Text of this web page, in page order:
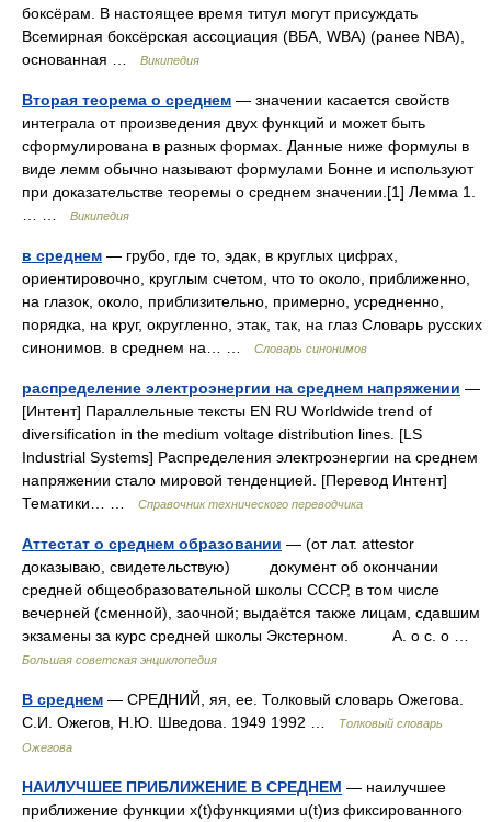
боксёрам. В настоящее время титул могут присуждать
Всемирная боксёрская ассоциация (ВБА, WBA) (ранее NBA),
основанная …
Википедия
Вторая теорема о среднем — значении касается свойств
интеграла от произведения двух функций и может быть
сформулирована в разных формах. Данные ниже формулы в
виде лемм обычно называют формулами Бонне и используют
при доказательстве теоремы о среднем значении.[1] Лемма 1.
Википедия
в среднем — грубо, где то, эдак, в круглых цифрах,
ориентировочно, круглым счетом, что то около, приближенно,
на глазок, около, приблизительно, примерно, усредненно,
порядка, на круг, округленно, этак, так, на глаз Словарь русских
синонимов. в среднем на… …
Словарь синонимов
распределение электроэнергии на среднем напряжении —
[Интент] Параллельные тексты EN RU Worldwide trend of
diversification in the medium voltage distribution lines. [LS
Industrial Systems] Распределения электроэнергии на среднем
напряжении стало мировой тенденцией. [Перевод Интент]
Тематики… …
Справочник технического переводчика
Аттестат о среднем образовании — (от лат. attestor
доказываю, свидетельствую) документ об окончании
средней общеобразовательной школы СССР, в том числе
вечерней (сменной), заочной; выдаётся также лицам, сдавшим
экзамены за курс средней школы Экстерном. А. о с. о …
Большая советская энциклопедия
В среднем — СРЕДНИЙ, яя, ее. Толковый словарь Ожегова.
С.И. Ожегов, Н.Ю. Шведова. 1949 1992 …
Толковый словарь
Ожегова
НАИЛУЧШЕЕ ПРИБЛИЖЕНИЕ В СРЕДНЕМ — наилучшее
приближение функции x(t)функциями u(t)из фиксированного